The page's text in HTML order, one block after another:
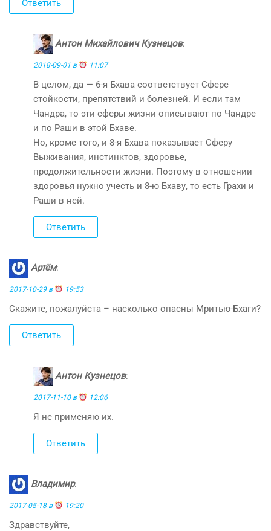
Ответить
Антон Михайлович Кузнецов:
2018-09-01 в 11:07
В целом, да — 6-я Бхава соответствует Сфере
стойкости, препятствий и болезней. И если там
Чандра, то эти сферы жизни описывают по Чандре
и по Раши в этой Бхаве.
Но, кроме того, и 8-я Бхава показывает Сферу
Выживания, инстинктов, здоровье,
продолжительности жизни. Поэтому в отношении
здоровья нужно учесть и 8-ю Бхаву, то есть Грахи и
Раши в ней.
Ответить
Артём:
2017-10-29 в 19:53
Скажите, пожалуйста – насколько опасны Мритью-Бхаги?
Ответить
Антон Кузнецов:
2017-11-10 в 12:06
Я не применяю их.
Ответить
Владимир:
2017-05-18 в 19:20
Здравствуйте,